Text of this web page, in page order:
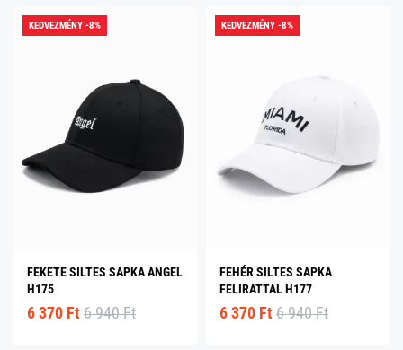
KEDVEZMÉNY -8%
FEKETE SILTES SAPKA ANGEL
H175
6 370 Ft 6 940 Ft
KEDVEZMÉNY -8%
FEHÉR SILTES SAPKA
FELIRATTAL H177
6 370 Ft 6 940 Ft